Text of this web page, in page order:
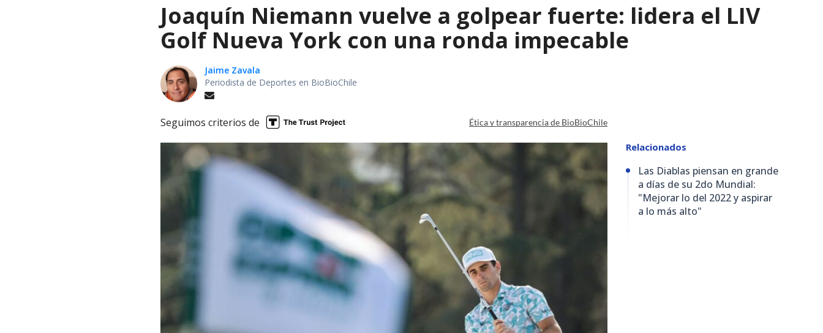
Joaquín Niemann vuelve a golpear fuerte: lidera el LIV
Golf Nueva York con una ronda impecable
Jaime Zavala
Periodista de Deportes en BioBioChile
Seguimos criterios de Ética y transparencia de BioBioChile
Relacionados
Las Diablas piensan en grande
a días de su 2do Mundial:
"Mejorar lo del 2022 y aspirar
a lo más alto"